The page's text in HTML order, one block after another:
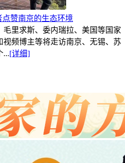
点赞南京的生态环境
里求斯、委内瑞拉、美国等国家
视频博主等将走访南京、无锡、苏
...[详细]